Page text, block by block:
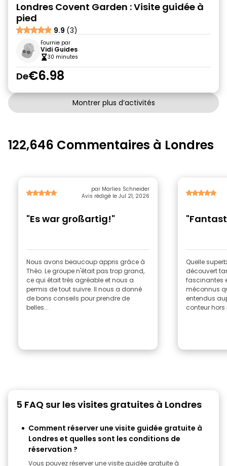
Londres Covent Garden : Visite guidée à
pied
9.9 (3)
Fournie par
Vidi Guides
30 minutes
De€6.98
Montrer plus d’activités
122,646 Commentaires à Londres
par Marlies Schneider
Avis rédigé le Jul 21, 2026
"Es war großartig!"
Nous avons beaucoup appris grâce à
Théo. Le groupe n'était pas trop grand,
ce qui était très agréable et nous a
permis de tout suivre. Il nous a donné
de bons conseils pour prendre de
belles...
Quelle
découvert
fascinantes
méconnus
entendus
conteur hors
5 FAQ sur les visites gratuites à Londres
Comment réserver une visite guidée gratuite à
Londres et quelles sont les conditions de
réservation ?
Vous pouvez réserver une visite guidée gratuite à